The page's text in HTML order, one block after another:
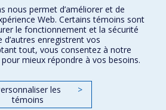
nous permet d’améliorer et de
Web. Certains témoins sont
le fonctionnement et la sécurité
enregistrent vos
tout, vous consentez à notre
mieux répondre à vos besoins.
les
témoins
>